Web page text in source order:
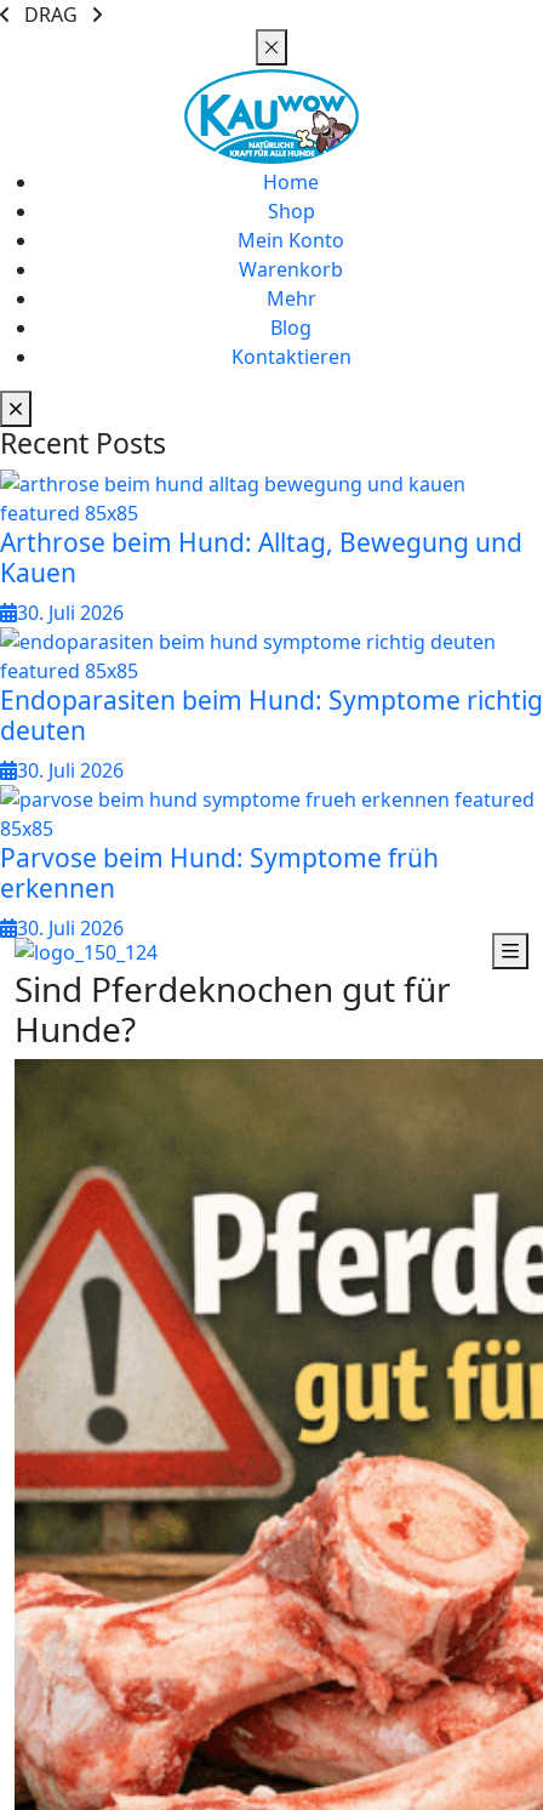
DRAG
Home
Shop
Mein Konto
Warenkorb
Mehr
Blog
Kontaktieren
Recent Posts
Arthrose beim Hund: Alltag, Bewegung und
Kauen
30. Juli 2026
Endoparasiten beim Hund: Symptome richtig
deuten
30. Juli 2026
Parvose beim Hund: Symptome früh
erkennen
30. Juli 2026
Sind Pferdeknochen gutfür
Hunde?